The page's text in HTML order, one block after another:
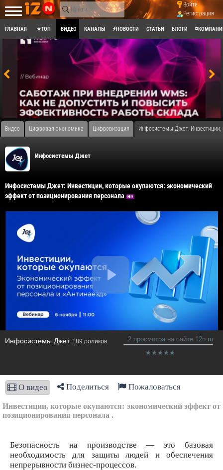
Войти
Регистрация
ГЛАВНАЯ ⭐ТОП ВИДЕО КАНАЛЫ ⚡НОВОСТИ СТАТЬИ БЛОГИ
Видео Цифровая экономика Цифровизация Инфосистемы Джет: Инвестиции,
Инфосистемы Джет
Инфосистемы Джет: Инвестиции, которые окупаются: экономический
эффект от позиционирования персонала
HD
Инфосистемы Джет 189 роликов 2 просмотра на сайте 12n.ru
О видео Поделиться Пожаловаться
Инвестиции, которые окупаются: экономический эффект от
позиционирования персонала .
Безопасность на производстве — это базовая
необходимость для защиты людей и обеспечения
непрерывности бизнес-процессов.